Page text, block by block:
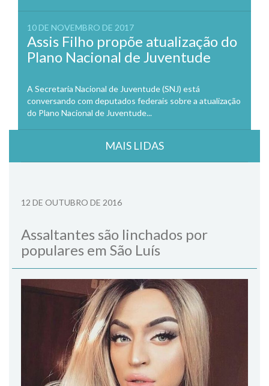
10 DE NOVEMBRO DE 2017
Assis Filho propõe atualização do
Plano Nacional de Juventude
A Secretaria Nacional de Juventude (SNJ) está
conversando com deputados federais sobre a atualização
do Plano Nacional de Juventude...
MAIS LIDAS
12 DE OUTUBRO DE 2016
Assaltantes são linchados por
populares em São Luís